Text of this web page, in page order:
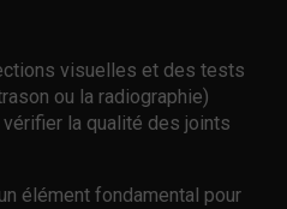
visuelles et des tests
ou la radiographie)
la qualité des joints
élément fondamental pour